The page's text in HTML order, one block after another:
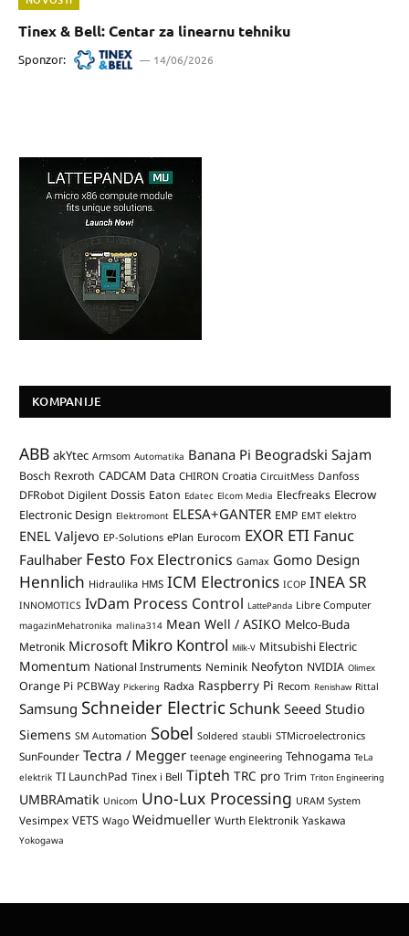
Tinex & Bell: Centar za linearnu tehniku
Sponzor: 14/06/2026
KOMPANIJE
ABB akYtec Armsom Automatika Banana Pi Beogradski Sajam
Bosch Rexroth CADCAM Data CHIRON Croatia CircuitMess Danfoss
DFRobot Digilent Dossis Eaton Edatec Elcom Media Elecfreaks Elecrow
Electronic Design Elektromont ELESA+GANTER EMP EMT elektro
ENEL Valjevo EP-Solutions ePlan Eurocom EXOR ETI Fanuc
Faulhaber Festo Fox Electronics Gamax Gomo Design
Hennlich Hidraulika HMS ICM Electronics ICOP INEA SR
INNOMOTICS IvDam Process Control LattePanda Libre Computer
magazinMehatronika malina314 Mean Well / ASIKO Melco-Buda
Metronik Microsoft Mikro Kontrol Milk-V Mitsubishi Electric
Momentum National Instruments Neminik Neofyton NVIDIA Olimex
Orange Pi PCBWay Pickering Radxa Raspberry Pi Recom Renishaw Rittal
Samsung Schneider ElectricSchunk Seeed Studio
Siemens SM Automation Sobel Soldered staubli STMicroelectronics
SunFounder Tectra / Megger teenage engineering Tehnogama TeLa
elektrik TI LaunchPad Tinex i Bell Tipteh TRC pro Trim Triton Engineering
UMBRAmatik Unicom Uno-Lux Processing URAM System
Vesimpex VETS Wago Weidmueller Wurth Elektronik Yaskawa
Yokogawa